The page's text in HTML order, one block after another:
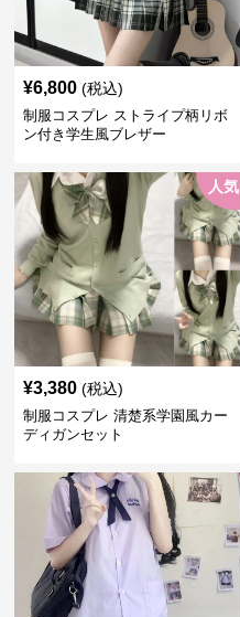
¥6,800 (税込)
制服コスプレ ストライプ柄リボ
ン付き学生風ブレザー
人気
¥3,380 (税込)
制服コスプレ 清楚系学園風カー
ディガンセット